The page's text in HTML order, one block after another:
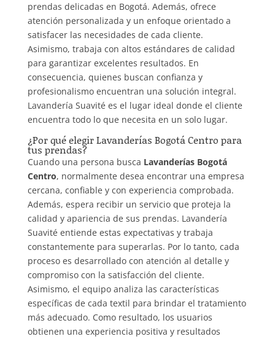
prendas delicadas en Bogotá. Además, ofrece
atención personalizada y un enfoque orientado a
satisfacer las necesidades de cada cliente.
Asimismo, trabaja con altos estándares de calidad
para garantizar excelentes resultados. En
consecuencia, quienes buscan confianza y
profesionalismo encuentran una solución integral.
Lavandería Suavité es el lugar ideal donde el cliente
encuentra todo lo que necesita en un solo lugar.
¿Por qué elegir Lavanderías Bogotá Centro para
tus prendas?
Cuando una persona busca Lavanderías Bogotá
Centro, normalmente desea encontrar una empresa
cercana, confiable y con experiencia comprobada.
Además, espera recibir un servicio que proteja la
calidad y apariencia de sus prendas. Lavandería
Suavité entiende estas expectativas y trabaja
constantemente para superarlas. Por lo tanto, cada
proceso es desarrollado con atención al detalle y
compromiso con la satisfacción del cliente.
Asimismo, el equipo analiza las características
específicas de cada textil para brindar el tratamiento
más adecuado. Como resultado, los usuarios
obtienen una experiencia positiva y resultados